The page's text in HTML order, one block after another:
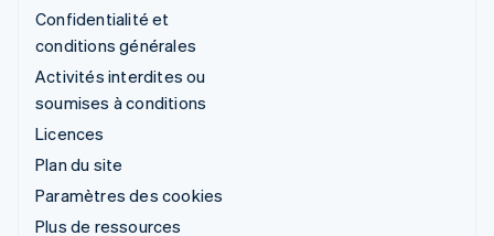
Confidentialité et
conditions générales
Activités interdites ou
soumises à conditions
Licences
Plan du site
Paramètres des cookies
Plus de ressources